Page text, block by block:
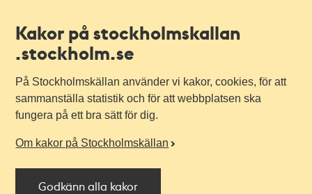
Kakor på stockholmskallan
.stockholm.se
På Stockholmskällan använder vi kakor, cookies, för att
sammanställa statistik och för att webbplatsen ska
fungera på ett bra sätt för dig.
Om kakor på Stockholmskällan
Godkänn alla kakor